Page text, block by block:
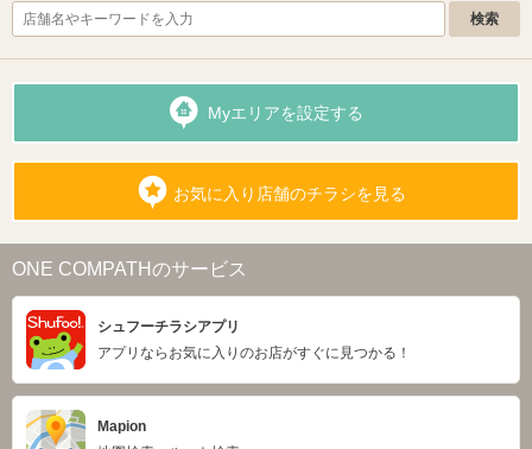
Myエリアを設定する
お気に入り店舗のチラシを見る
ONE COMPATHのサービス
シュフーチラシアプリ
アプリならお気に入りのお店がすぐに見つかる！
Mapion